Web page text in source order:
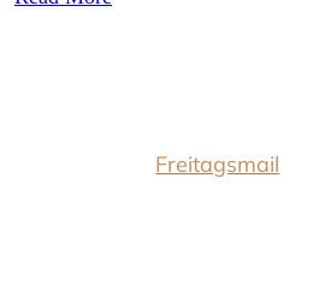
Freitagsmail